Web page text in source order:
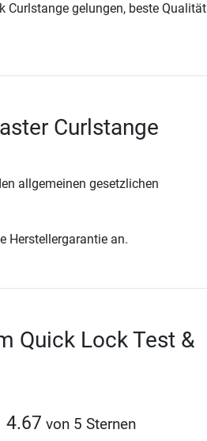
Curlstange gelungen, beste Qualität
Curlstange
allgemeinen gesetzlichen
Herstellergarantie an.
Quick Lock Test &
4.67 von 5 Sternen